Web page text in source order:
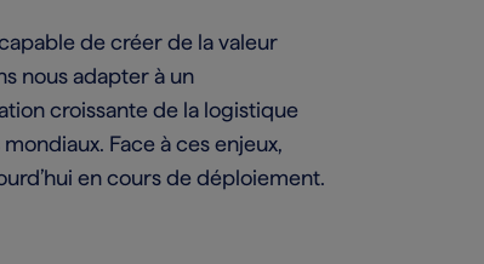
de créer de la valeur
nous adapter à un
croissante de la logistique
Face à ces enjeux,
en cours de déploiement.